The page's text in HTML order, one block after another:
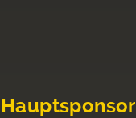
Hauptsponsor